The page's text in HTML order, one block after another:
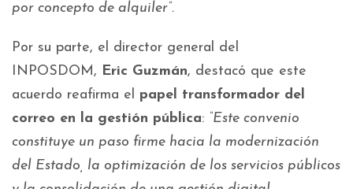
por concepto de alquiler”.
Por su parte, el director general del
INPOSDOM, Eric Guzmán, destacó que este
acuerdo reafirma el papel transformador del
correo en la gestión pública: “Este convenio
constituye un paso firme hacia la modernización
del Estado, la optimización de los servicios públicos